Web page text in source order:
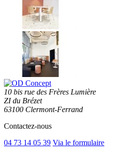
10 bis rue des Frères Lumière
ZI du Brézet
63100 Clermont-Ferrand
Contactez-nous
04 73 14 05 39 Via le formulaire